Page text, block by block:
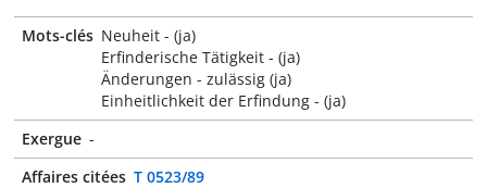
Mots-clés Neuheit - (ja)
Erfinderische Tätigkeit - (ja)
Änderungen - zulässig (ja)
Einheitlichkeit der Erfindung - (ja)
Exergue -
Affaires citées T 0523/89